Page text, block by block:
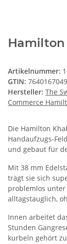
Hamilton
Artikelnummer:
GTIN:
Hersteller: The
Commerce
Die Hamilton
und gebaut für
Mit 38 mm
trägt sie sich
problemlos
alltagstauglich,
Innen arbeitet
Stunden
kurbeln gehört